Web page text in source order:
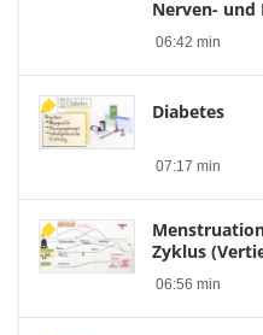
Nerven-
06:42 min
Diabetes
07:17 min
Zyklus
06:56 min